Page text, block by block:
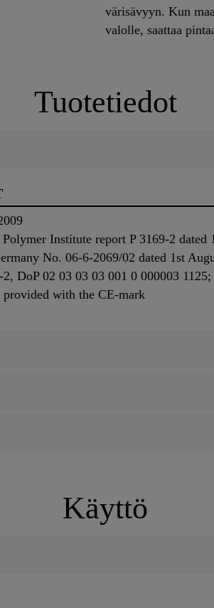
värisävyyn. Kun
valolle, saattaa
Tuotetiedot
Institute report P 3169-2 dated
No. 06-6-2069/02 dated 1st
DoP 02 03 03 03 001 0 000003
with the CE-mark
Käyttö